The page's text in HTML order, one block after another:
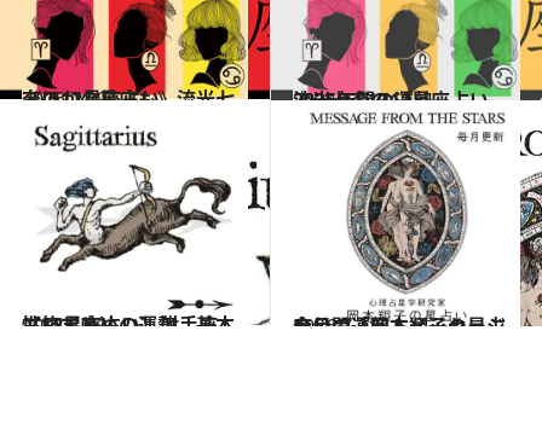
2026.7.29
《ほかの星座も》流光七奈の12星座占い
占い 2024.12.13
流光七奈の12星座占い 2025年間の運勢
占い
2021.12.1
【12星座占い】射手座（いて座）の運勢、基本性格まとめ
占い 2026.7.31
今月の運勢＆メッセージを公開「岡本翔子の星占い」
占い